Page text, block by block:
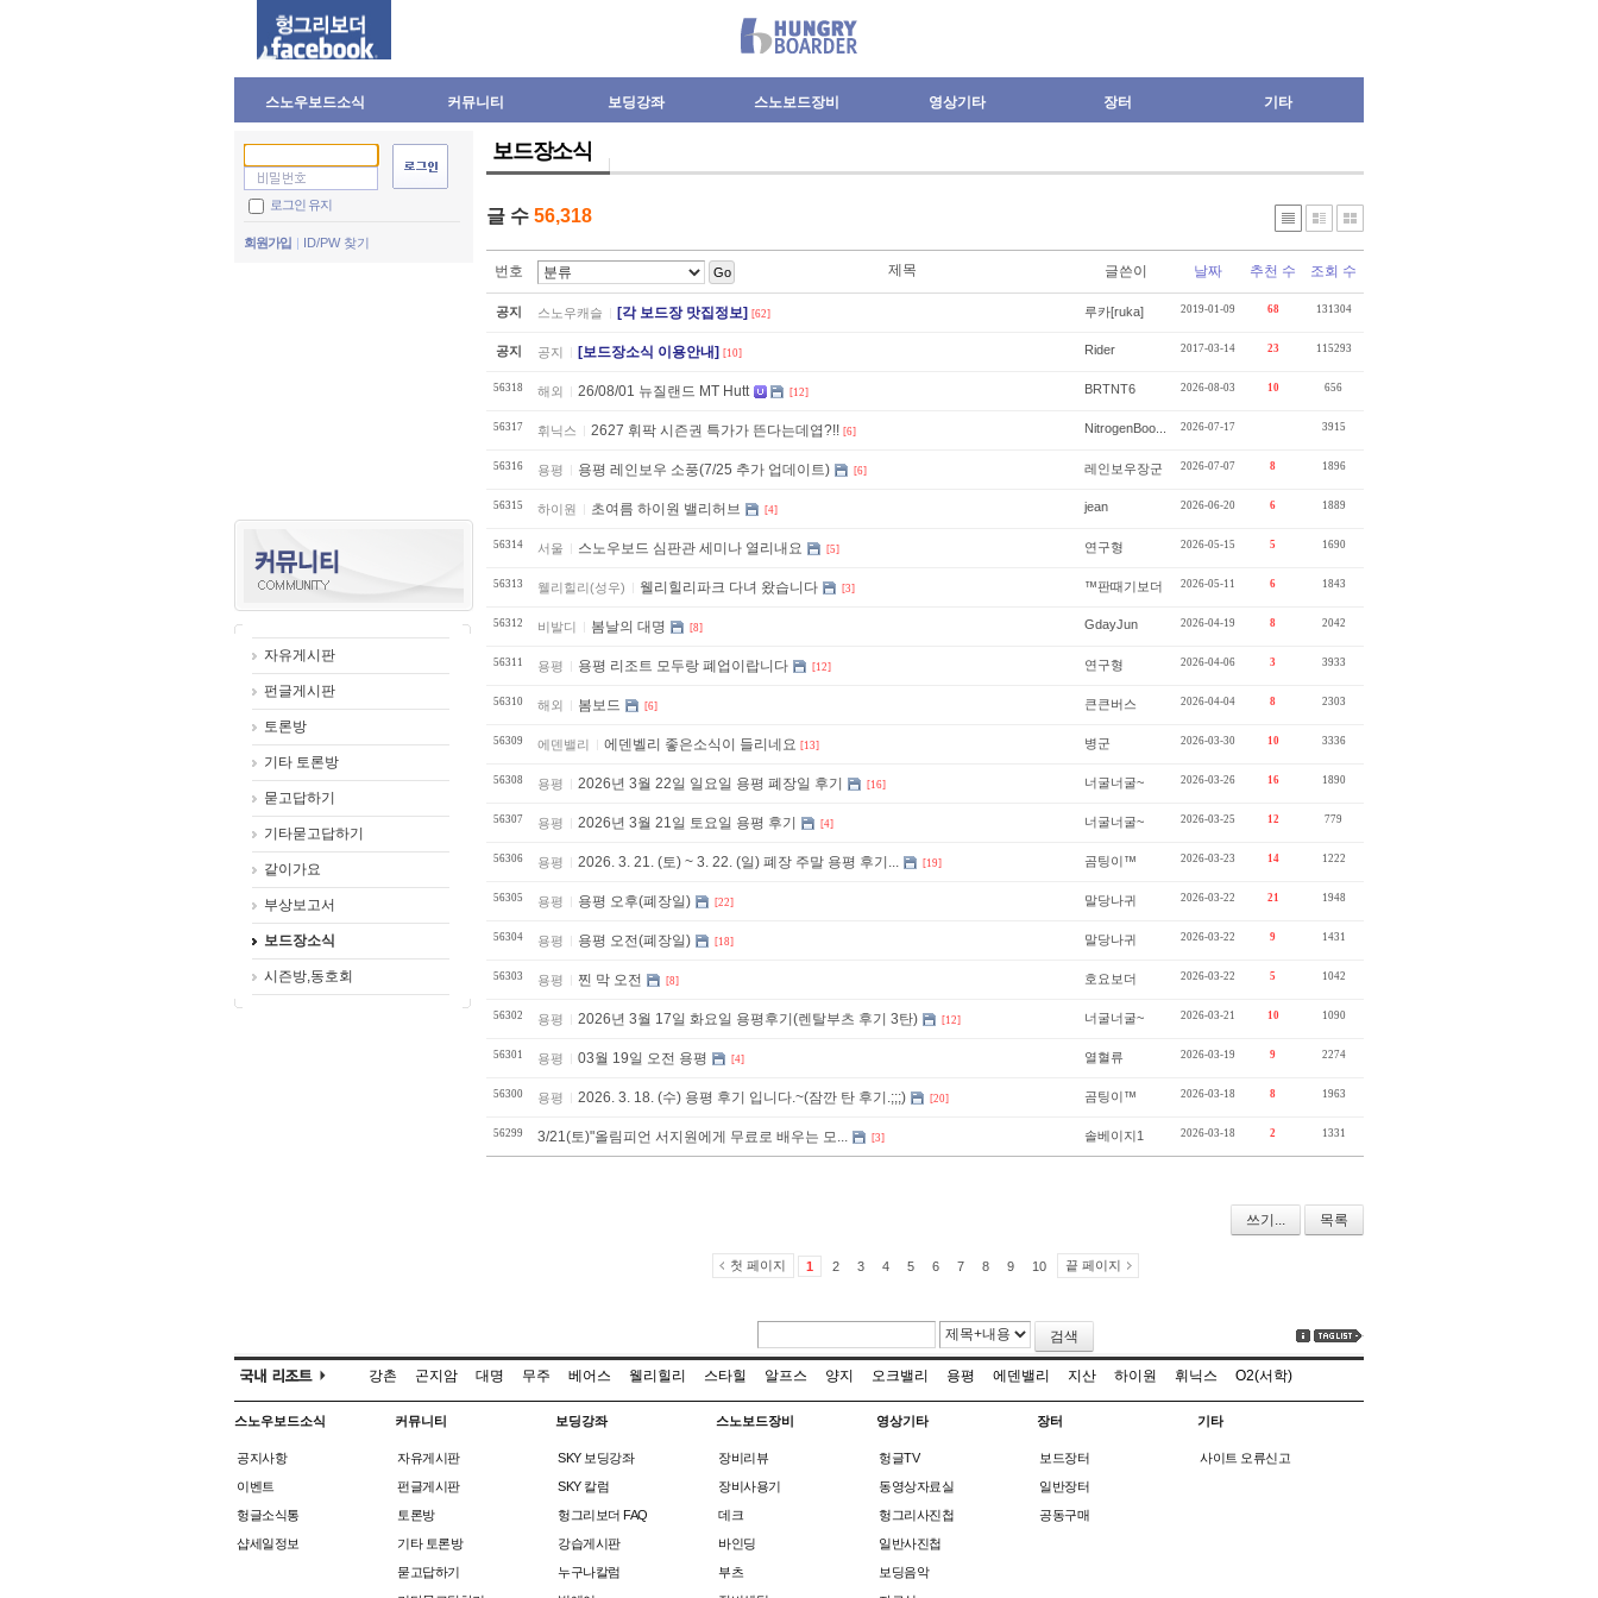
스노우보드소식 커뮤니티 보딩강좌 스노보드장비 영상기타 장터 기타
로그인 유지
회원가입 ID/PW 찾기
자유게시판
펀글게시판
토론방
기타 토론방
묻고답하기
기타묻고답하기
같이가요
부상보고서
보드장소식
시즌방,동호회
보드장소식
글 수 56,318
번호 Go 제목 글쓴이 날짜 추천 수 조회 수
공지 스노우캐슬 [각 보드장 맛집정보] [62] 루카[ruka] 2019-01-09 68 131304
공지 공지 [보드장소식 이용안내] [10] Rider 2017-03-14 23 115293
56318 해외 26/08/01 뉴질랜드 MT Hutt [12] BRTNT6 2026-08-03 10 656
56317 휘닉스 2627 휘팍 시즌권 특가가 뜬다는데엽?!! [6] NitrogenBoo... 2026-07-17 3915
56316 용평 용평 레인보우 소풍(7/25 추가 업데이트) [6] 레인보우장군 2026-07-07 8 1896
56315 하이원 초여름 하이원 밸리허브 [4] jean 2026-06-20 6 1889
56314 서울 스노우보드 심판관 세미나 열리내요 [5] 연구형 2026-05-15 5 1690
56313 웰리힐리(성우) 웰리힐리파크 다녀 왔습니다 [3] ™판때기보더 2026-05-11 6 1843
56312 비발디 봄날의 대명 [8] GdayJun 2026-04-19 8 2042
56311 용평 용평 리조트 모두랑 폐업이랍니다 [12] 연구형 2026-04-06 3 3933
56310 해외 봄보드 [6] 큰큰버스 2026-04-04 8 2303
56309 에덴밸리 에덴벨리 좋은소식이 들리네요 [13] 병군 2026-03-30 10 3336
56308 용평 2026년 3월 22일 일요일 용평 폐장일 후기 [16] 너굴너굴~ 2026-03-26 16 1890
56307 용평 2026년 3월 21일 토요일 용평 후기 [4] 너굴너굴~ 2026-03-25 12 779
56306 용평 2026. 3. 21. (토) ~ 3. 22. (일) 폐장 주말 용평 후기... [19] 곰팅이™ 2026-03-23 14 1222
56305 용평 용평 오후(폐장일) [22] 말당나귀 2026-03-22 21 1948
56304 용평 용평 오전(폐장일) [18] 말당나귀 2026-03-22 9 1431
56303 용평 찐 막 오전 [8] 호요보더 2026-03-22 5 1042
56302 용평 2026년 3월 17일 화요일 용평후기(렌탈부츠 후기 3탄) [12] 너굴너굴~ 2026-03-21 10 1090
56301 용평 03월 19일 오전 용평 [4] 열혈류 2026-03-19 9 2274
56300 용평 2026. 3. 18. (수) 용평 후기 입니다.~(잠깐 탄 후기.;;;) [20] 곰팅이™ 2026-03-18 8 1963
56299 3/21(토)"올림피언 서지원에게 무료로 배우는 모... [3] 솔베이지1 2026-03-18 2 1331
쓰기... 목록
첫 페이지 1 2 3 4 5 6 7 8 9 10 끝 페이지
검색
강촌 곤지암 대명 무주 베어스 웰리힐리 스타힐 알프스 양지 오크밸리 용평 에덴밸리 지산 하이원 휘닉스 O2(서학)
스노우보드소식
공지사항
이벤트
헝글소식통
샵세일정보
커뮤니티
자유게시판
펀글게시판
토론방
기타 토론방
묻고답하기
보딩강좌
SKY 보딩강좌
SKY 칼럼
헝그리보더 FAQ
강습게시판
누구나칼럼
스노보드장비
장비리뷰
장비사용기
데크
바인딩
부츠
영상기타
헝글TV
동영상자료실
헝그리사진첩
일반사진첩
보딩음악
장터
보드장터
일반장터
공동구매
기타
사이트 오류신고